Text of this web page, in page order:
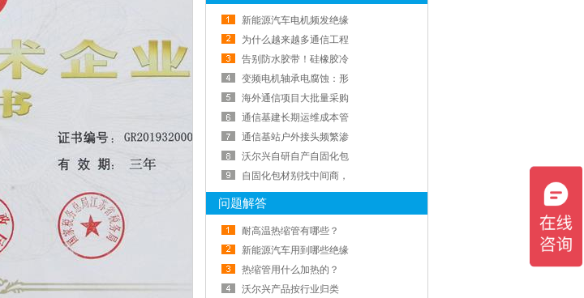
新能源汽车电机频发绝缘
为什么越来越多通信工程
告别防水胶带！硅橡胶冷
变频电机轴承电腐蚀：形
海外通信项目大批量采购
通信基建长期运维成本管
通信基站户外接头频繁渗
沃尔兴自研自产自固化包
自固化包材别找中间商，
问题解答
耐高温热缩管有哪些？
新能源汽车用到哪些绝缘
热缩管用什么加热的？
沃尔兴产品按行业归类